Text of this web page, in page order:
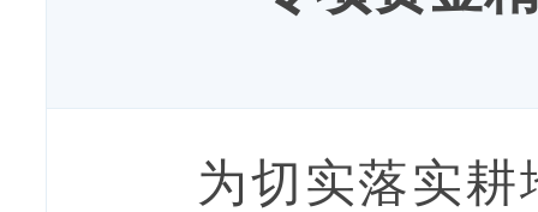
为切实落实